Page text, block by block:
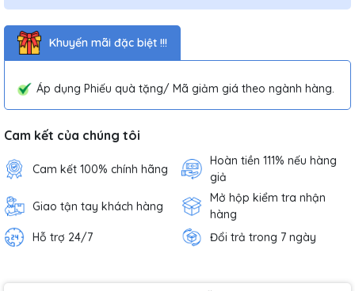
Khuyến mãi đặc biệt !!!
Áp dụng Phiếu quà tặng/ Mã giảm giá theo ngành hàng.
Cam kết của chúng tôi
Cam kết 100% chính hãng
Hoàn tiền 111% nếu hàng
giả
Giao tận tay khách hàng
Mở hộp kiểm tra nhận
hàng
Hỗ trợ 24/7
Đổi trả trong 7 ngày